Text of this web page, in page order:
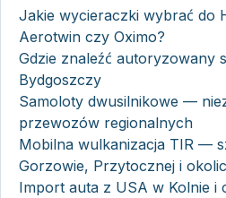
Jakie wycieraczki wybrać do
Aerotwin czy Oximo?
Gdzie znaleźć autoryzowany
Bydgoszczy
Samoloty dwusilnikowe —
przewozów regionalnych
Mobilna wulkanizacja TIR —
Gorzowie, Przytocznej i
Import auta z USA w Kolnie i